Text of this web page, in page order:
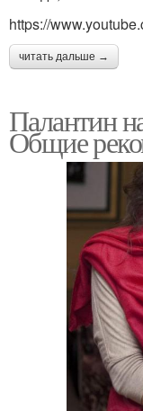
https://
читать дальше →
Палантин
Общие